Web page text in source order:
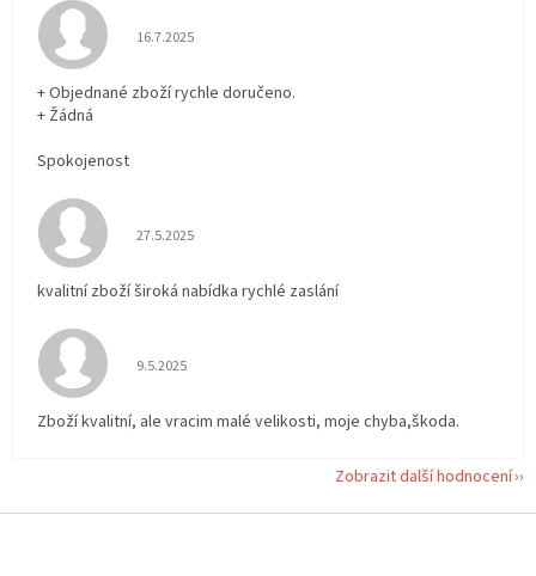
Hodnocení obchodu je 5 z 5 hvězdiček.
16.7.2025
+ Objednané zboží rychle doručeno.
+ Žádná
Spokojenost
Hodnocení obchodu je 5 z 5 hvězdiček.
27.5.2025
kvalitní zboží široká nabídka rychlé zaslání
Hodnocení obchodu je 5 z 5 hvězdiček.
9.5.2025
Zboží kvalitní, ale vracim malé velikosti, moje chyba,škoda.
Zobrazit další hodnocení